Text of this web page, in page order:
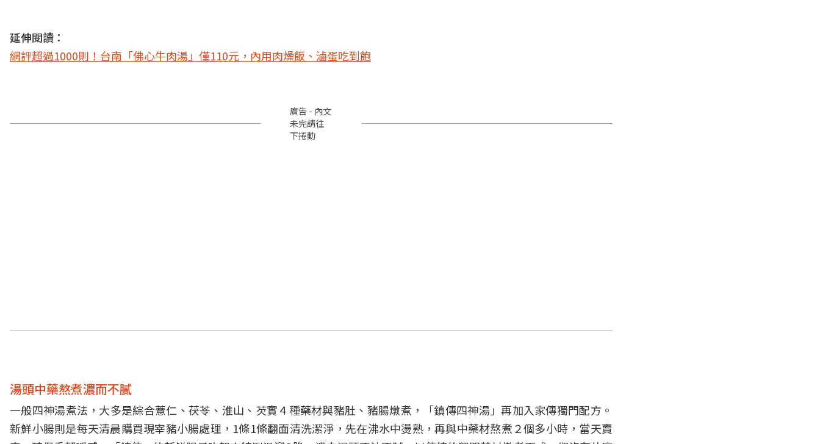
延伸閱讀：
網評超過1000則！台南「佛心牛肉湯」僅110元，內用肉燥飯、滷蛋吃到飽
廣告 - 內文
未完請往
下捲動
湯頭中藥熬煮濃而不膩
一般四神湯煮法，大多是綜合薏仁、茯苓、淮山、芡實４種藥材與豬肚、豬腸燉煮，「鎮傳四神湯」再加入家傳獨門配方。
新鮮小腸則是每天清晨購買現宰豬小腸處理，1條1條翻面清洗潔淨，先在沸水中燙熟，再與中藥材熬煮２個多小時，當天賣